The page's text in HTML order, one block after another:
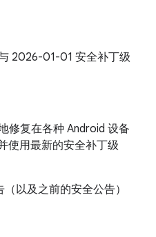
2026-01-01 安全补丁级
修复在各种 Android 设备
使用最新的安全补丁级
以及之前的安全公告）